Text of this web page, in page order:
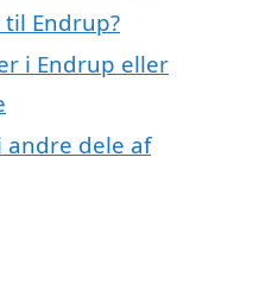
Endrup?
i Endrup eller
andre dele af